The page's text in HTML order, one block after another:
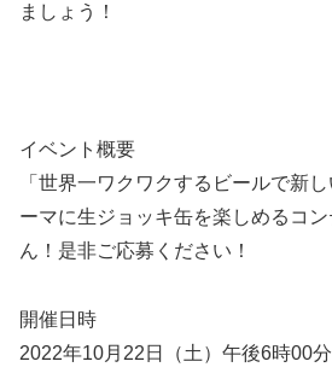
ましょう！
イベント概要
「世界一ワクワクするビールで新
ーマに生ジョッキ缶を楽しめるコ
ん！是非ご応募ください！
開催日時
2022年10月22日（土）午後6時00